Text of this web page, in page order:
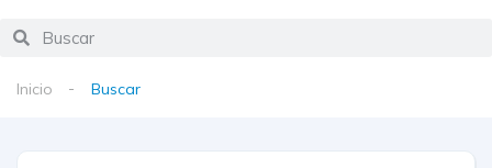
Inicio Buscar